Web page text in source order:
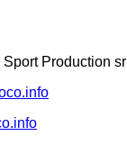
Production srl